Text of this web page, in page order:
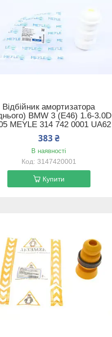
Відбійник амортизатора
BMW 3 (E46) 1.6-3.0D
MEYLE 314 742 0001 UA62
383 ₴
В наявності
3147420001
Купити